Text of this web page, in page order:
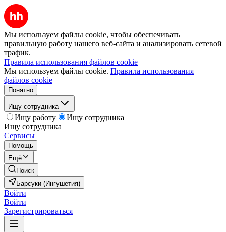
Мы используем файлы cookie, чтобы обеспечивать
правильную работу нашего веб-сайта и анализировать сетевой
трафик.
Правила использования файлов cookie
Мы используем файлы cookie. Правила использования
файлов cookie
Понятно
Ищу сотрудника
Ищу работу
Ищу сотрудника
Ищу сотрудника
Сервисы
Помощь
Ещё
Поиск
Барсуки (Ингушетия)
Войти
Войти
Зарегистрироваться